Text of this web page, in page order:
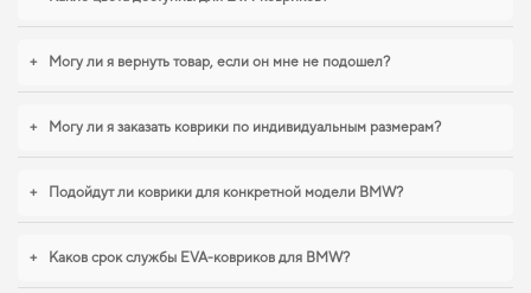
автомобиля,коврики для lexus rx, коврики для ног fiat scudo
вашем автомобиле и предлагать решения, которые оправдывают ожидания.
+ Могу ли я вернуть товар, если он мне не подошел?
+ Могу ли я заказать коврики по индивидуальным размерам?
+ Подойдут ли коврики для конкретной модели BMW?
+ Каков срок службы EVA-ковриков для BMW?